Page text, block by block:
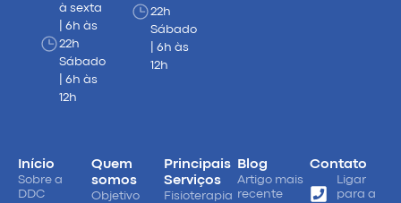
à sexta
| 6h às
22h
Sábado
| 6h às
12h
22h
Sábado
| 6h às
12h
Início
Sobre a
DDC
Quem
somos
Objetivo
Principais
Serviços
Fisioterapia
Blog
Artigo mais
recente
Contato
Ligar
para a